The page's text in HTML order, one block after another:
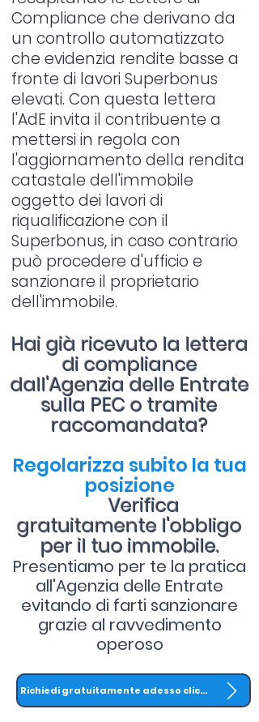
Compliance che derivano da
un controllo automatizzato
che evidenzia rendite basse a
fronte di lavori Superbonus
elevati. Con questa lettera
l'AdE invita il contribuente a
mettersi in regola con
l'aggiornamento della rendita
catastale dell'immobile
oggetto dei lavori di
riqualificazione con il
Superbonus, in caso contrario
può procedere d'ufficio e
sanzionare il proprietario
dell'immobile.
Hai già ricevuto la lettera
di compliance
dall'Agenzia delle Entrate
sulla PEC o tramite
raccomandata?
Regolarizza subito la tua
posizione
Verifica
gratuitamente l'obbligo
per il tuo immobile.
Presentiamo per te la pratica
all'Agenzia delle Entrate
evitando di farti sanzionare
grazie al ravvedimento
operoso
Richiedi gratuitamente adesso clicca QUI